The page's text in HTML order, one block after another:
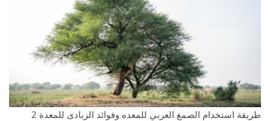
طريقة استخدام الصمغ العربي للمعده وفوائد الزبادى للمعدة 2